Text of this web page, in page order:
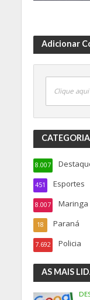
Adicionar
Clique
8.007
Esportes
451
Maringa
8.007
Paraná
18
Policia
7.692
AS MAIS